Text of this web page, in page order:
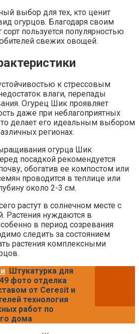
выбор для тех, кто ценит
огурцов. Благодаря своим
сорт пользуется популярностью
свежих овощей.
к стрессовым
влаги, перепады
Огурец Шик проявляет
даже при неблагоприятных
делает его идеальным выбором
регионах.
огурца Шик
посадкой рекомендуется
обогатив ее компостом или
проводится в теплице или
около 2-3 см.
растут в солнечном месте с
Растения нуждаются в
в период созревания
следить за состоянием
растения комплексными
Штукатурка для
фото отделка
от Ceresit и
технология
работ по
дома